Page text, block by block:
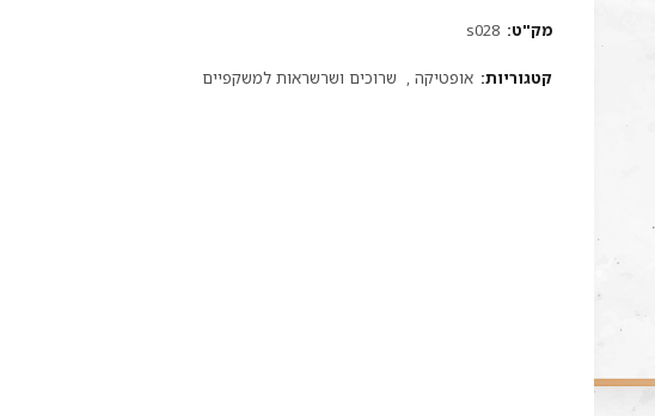
מק"ט: s028
קטגוריות: אופטיקה , שרוכים ושרשראות למשקפיים